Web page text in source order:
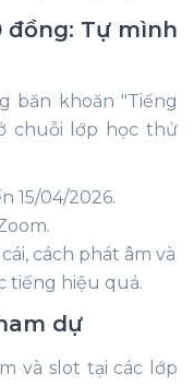
đồng: Tự mình
băn khoăn "Tiếng
chuỗi lớp học thử
15/04/2026.
cách phát âm và
tiếng hiệu quả.
dự
và slot tại các lớp